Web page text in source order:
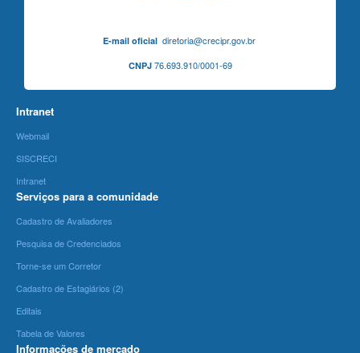
E-mail oficialdiretoria@crecipr.gov.br
CNPJ76.693.910/0001-69
Intranet
Webmail
SISCRECI
Intranet
Serviços para a comunidade
Cadastro de Avaliadores
Pesquisa de Credenciados
Torne-se um Corretor
Cadastro de Estagiários (2)
Editais
Tabela de Valores
Informações de mercado